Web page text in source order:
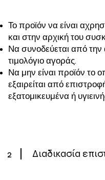
Το προϊόν να είναι
και στην αρχική του
Να συνοδεύεται από την
τιμολόγιο αγοράς.
Να μην είναι προϊόν το
εξαιρείται από
εξατομικευμένα ή
2 Διαδικασία